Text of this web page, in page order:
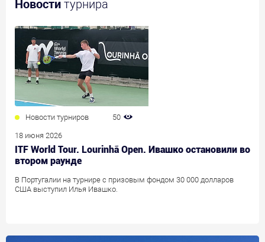
Новости турнира
Новости турниров 50
18 июня 2026
ITF World Tour. Lourinhã Open. Ивашко остановили во
втором раунде
В Португалии на турнире с призовым фондом 30 000 долларов
США выступил Илья Ивашко.